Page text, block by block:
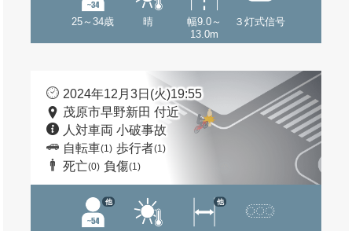
25～34歳 晴
幅9.0～
13.0m
３灯式信号
2024年12月3日(火)19:55
茂原市早野新田 付近
人対車両 小破事故
自転車(1) 歩行者(1)
死亡(0) 負傷(1)
他 他